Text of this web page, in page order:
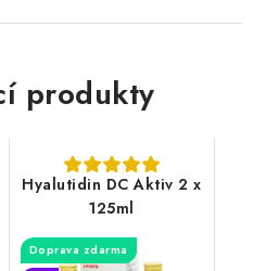
produkty
Hyalutidin DC Aktiv 2 x
125ml
Doprava zdarma